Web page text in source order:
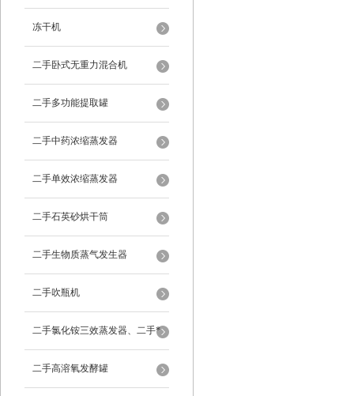
冻干机
二手卧式无重力混合机
二手多功能提取罐
二手中药浓缩蒸发器
二手单效浓缩蒸发器
二手石英砂烘干筒
二手生物质蒸气发生器
二手吹瓶机
二手氯化铵三效蒸发器、二手*
蒸发器
二手高溶氧发酵罐